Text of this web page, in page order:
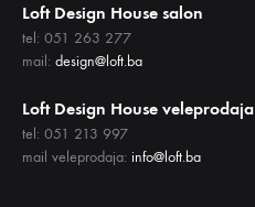
Loft Design House salon
tel: 051 263 277
mail: design@loft.ba
Loft Design House veleprodaja
tel: 051 213 997
mail veleprodaja: info@loft.ba